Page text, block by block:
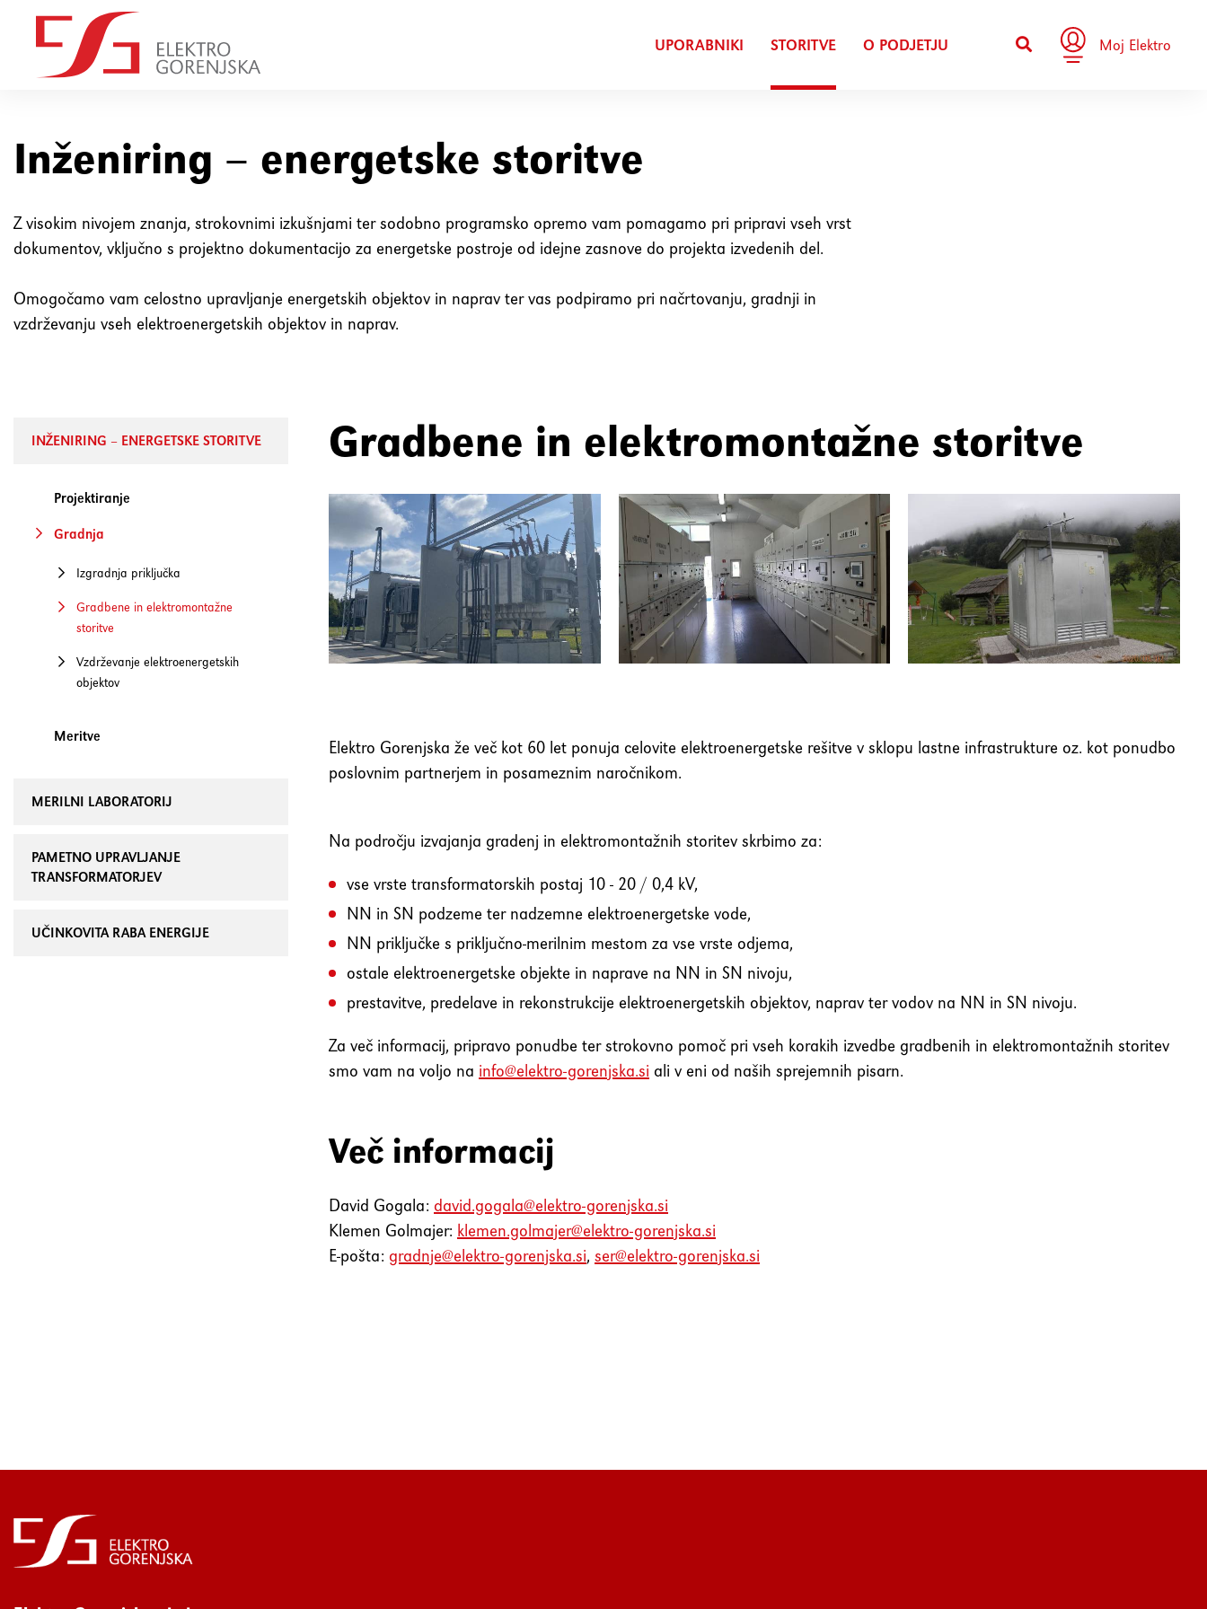
UPORABNIKI STORITVE O PODJETJU Moj Elektro
Inženiring – energetske storitve
Z visokim nivojem znanja, strokovnimi izkušnjami ter sodobno programsko opremo vam pomagamo pri pripravi vseh vrst
dokumentov, vključno s projektno dokumentacijo za energetske postroje od idejne zasnove do projekta izvedenih del.
Omogočamo vam celostno upravljanje energetskih objektov in naprav ter vas podpiramo pri načrtovanju, gradnji in
vzdrževanju vseh elektroenergetskih objektov in naprav.
INŽENIRING – ENERGETSKE STORITVE
Projektiranje
Gradnja
Izgradnja priključka
Gradbene in elektromontažne
storitve
Vzdrževanje elektroenergetskih
objektov
Meritve
MERILNI LABORATORIJ
PAMETNO UPRAVLJANJE
TRANSFORMATORJEV
UČINKOVITA RABA ENERGIJE
Gradbene in elektromontažne storitve
Elektro Gorenjska že več kot 60 let ponuja celovite elektroenergetske rešitve v sklopu lastne infrastrukture oz. kot ponudbo
poslovnim partnerjem in posameznim naročnikom.
Na področju izvajanja gradenj in elektromontažnih storitev skrbimo za:
vse vrste transformatorskih postaj 10 - 20 / 0,4 kV,
NN in SN podzeme ter nadzemne elektroenergetske vode,
NN priključke s priključno-merilnim mestom za vse vrste odjema,
ostale elektroenergetske objekte in naprave na NN in SN nivoju,
prestavitve, predelave in rekonstrukcije elektroenergetskih objektov, naprav ter vodov na NN in SN nivoju.
Za več informacij, pripravo ponudbe ter strokovno pomoč pri vseh korakih izvedbe gradbenih in elektromontažnih storitev
smo vam na voljo na info@elektro-gorenjska.si ali v eni od naših sprejemnih pisarn.
Več informacij
David Gogala: david.gogala@elektro-gorenjska.si
Klemen Golmajer: klemen.golmajer@elektro-gorenjska.si
E-pošta: gradnje@elektro-gorenjska.si, ser@elektro-gorenjska.si